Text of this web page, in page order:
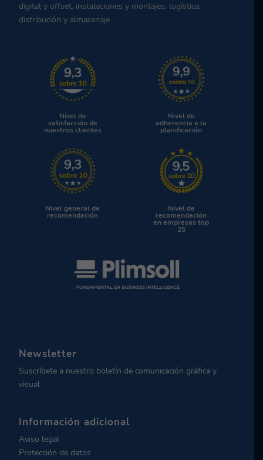
digital y offset, instalaciones y montajes, logística,
distribución y almacenaje
Nivel de
satisfacción de
nuestros clientes
Nivel de
adherencia a la
planificación
Nivel general de
recomendación
Nivel de
recomendación
en empresas top
25
Newsletter
Suscríbete a nuestro boletín de comunicación gráfica y
visual
Información adicional
Aviso legal
Protección de datos